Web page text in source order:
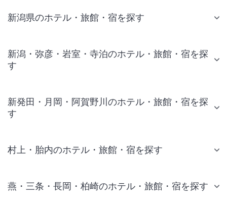
新潟県のホテル・旅館・宿を探す
新潟・弥彦・岩室・寺泊のホテル・旅館・宿を探
す
新発田・月岡・阿賀野川のホテル・旅館・宿を探
す
村上・胎内のホテル・旅館・宿を探す
燕・三条・長岡・柏崎のホテル・旅館・宿を探す